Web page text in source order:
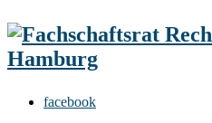
facebook